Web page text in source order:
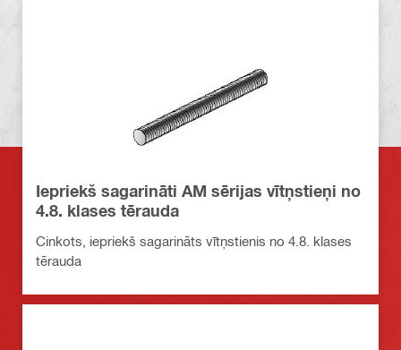
Iepriekš sagarināti AM sērijas vītņstieņi no
4.8. klases tērauda
Cinkots, iepriekš sagarināts vītņstienis no 4.8. klases
tērauda